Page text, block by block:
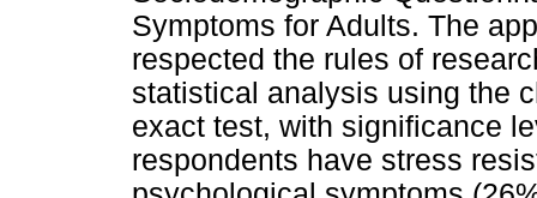
Symptoms for Adults. The
respected the rules of
statistical analysis using the
exact test, with significance
respondents have stress